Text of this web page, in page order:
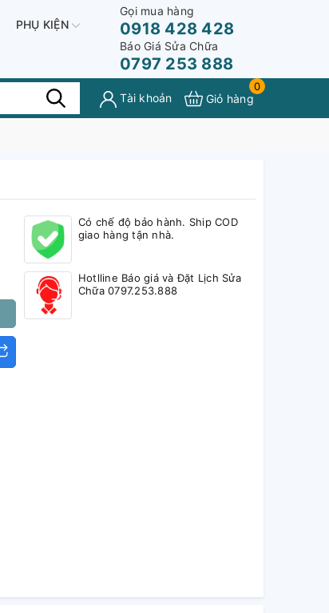
PHỤ KIỆN
Gọi mua hàng
0918 428 428
Báo Giá Sửa Chữa
0797 253 888
Tài khoản
0
Giỏ hàng
Có chế độ bảo hành. Ship COD
giao hàng tận nhà.
Hotlline Báo giá và Đặt Lịch Sửa
Chữa 0797.253.888